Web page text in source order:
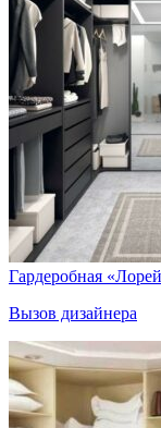
Гардеробная
Вызов дизайнера